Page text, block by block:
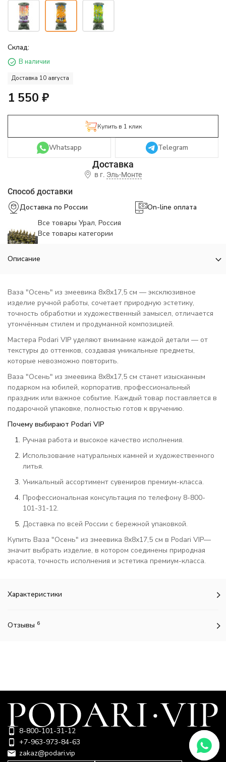
Склад:
В наличии
Доставка 10 августа
1 550 ₽
Купить в 1 клик
Whatsapp Telegram
в г. Эль-Монте
Способ доставки
Доставка по России
On-line оплата
Все товары Урал, Россия
Все товары категории
Описание
Ваза "Осень" из змеевика 8х8х17,5 см — эксклюзивное
изделие ручной работы, сочетает природную эстетику,
точность обработки и художественный замысел, отличается
утончённым стилем и продуманной композицией.
Мастера Podari VIP уделяют внимание каждой детали — от
текстуры до оттенков, создавая уникальные предметы,
которые невозможно повторить.
Ваза "Осень" из змеевика 8х8х17,5 см станет изысканным
подарком на юбилей, корпоратив, профессиональный
праздник или важное событие. Каждый товар поставляется в
подарочной упаковке, полностью готов к вручению.
Почему выбирают Podari VIP
Ручная работа и высокое качество исполнения.
Использование натуральных камней и художественного
литья.
Уникальный ассортимент сувениров премиум-класса.
Профессиональная консультация по телефону 8-800-
101-31-12.
Доставка по всей России с бережной упаковкой.
Купить Ваза "Осень" из змеевика 8х8х17,5 см в Podari VIP—
значит выбрать изделие, в котором соединены природная
красота, точность исполнения и эстетика премиум-класса.
Характеристики
Отзывы 6
8-800-101-31-12
+7-963-973-84-63
zakaz@podari.vip